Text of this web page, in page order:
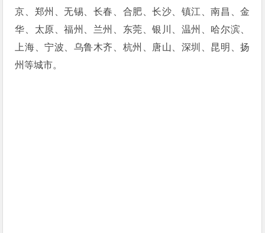
京、郑州、无锡、长春、合肥、长沙、镇江、南昌、金
华、太原、福州、兰州、东莞、银川、温州、哈尔滨、
上海、宁波、乌鲁木齐、杭州、唐山、深圳、昆明、扬
州等城市。